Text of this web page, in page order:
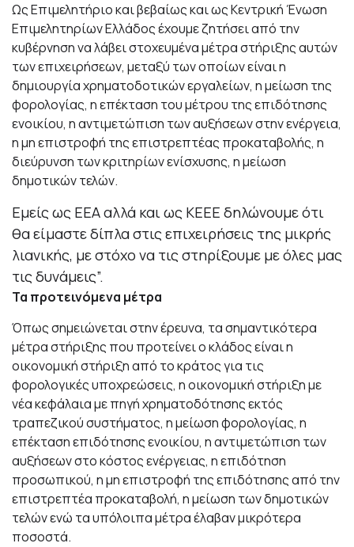
Ως Επιμελητήριο και βεβαίως και ως Κεντρική Ένωση
Επιμελητηρίων Ελλάδος έχουμε ζητήσει από την
κυβέρνηση να λάβει στοχευμένα μέτρα στήριξης αυτών
των επιχειρήσεων, μεταξύ των οποίων είναι η
δημιουργία χρηματοδοτικών εργαλείων, η μείωση της
φορολογίας, η επέκταση του μέτρου της επιδότησης
ενοικίου, η αντιμετώπιση των αυξήσεων στην ενέργεια,
η μη επιστροφή της επιστρεπτέας προκαταβολής, η
διεύρυνση των κριτηρίων ενίσχυσης, η μείωση
δημοτικών τελών.
Εμείς ως ΕΕΑ αλλά και ως ΚΕΕΕ δηλώνουμε ότι
θα είμαστε δίπλα στις επιχειρήσεις της μικρής
λιανικής, με στόχο να τις στηρίξουμε με όλες μας
τις δυνάμεις”.
Τα προτεινόμενα μέτρα
Όπως σημειώνεται στην έρευνα, τα σημαντικότερα
μέτρα στήριξης που προτείνει ο κλάδος είναι η
οικονομική στήριξη από το κράτος για τις
φορολογικές υποχρεώσεις, η οικονομική στήριξη με
νέα κεφάλαια με πηγή χρηματοδότησης εκτός
τραπεζικού συστήματος, η μείωση φορολογίας, η
επέκταση επιδότησης ενοικίου, η αντιμετώπιση των
αυξήσεων στο κόστος ενέργειας, η επιδότηση
προσωπικού, η μη επιστροφή της επιδότησης από την
επιστρεπτέα προκαταβολή, η μείωση των δημοτικών
τελών ενώ τα υπόλοιπα μέτρα έλαβαν μικρότερα
ποσοστά.